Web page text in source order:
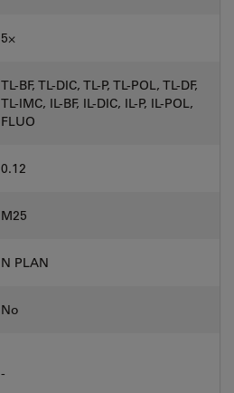
5⨉
TL-BF, TL-DIC, TL-P, TL-POL, TL-DF,
TL-IMC, IL-BF, IL-DIC, IL-P, IL-POL,
FLUO
0.12
M25
N PLAN
No
-